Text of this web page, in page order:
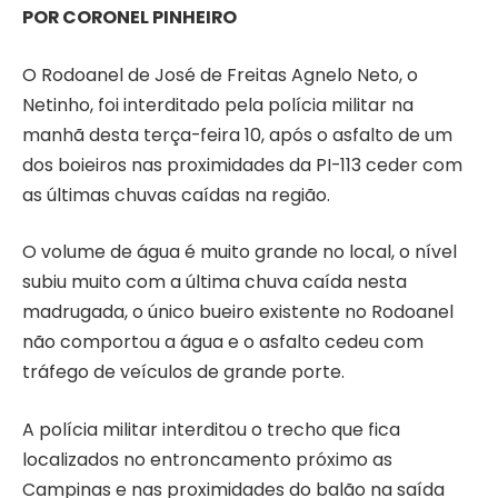
POR CORONEL PINHEIRO
O Rodoanel de José de Freitas Agnelo Neto, o
Netinho, foi interditado pela polícia militar na
manhã desta terça-feira 10, após o asfalto de um
dos boieiros nas proximidades da PI-113 ceder com
as últimas chuvas caídas na região.
O volume de água é muito grande no local, o nível
subiu muito com a última chuva caída nesta
madrugada, o único bueiro existente no Rodoanel
não comportou a água e o asfalto cedeu com
tráfego de veículos de grande porte.
A polícia militar interditou o trecho que fica
localizados no entroncamento próximo as
Campinas e nas proximidades do balão na saída